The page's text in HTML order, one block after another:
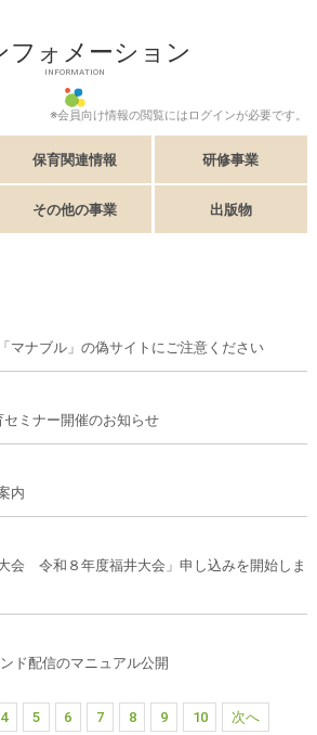
フォメーション
INFORMATION
※会員向け情報の閲覧にはログインが必要です。
保育関連情報 研修事業
その他の事業 出版物
マナブル」の偽サイトにご注意ください
セミナー開催のお知らせ
内
会 令和８年度福井大会」申し込みを開始しま
ド配信のマニュアル公開
4 5 6 7 8 9 10 次へ